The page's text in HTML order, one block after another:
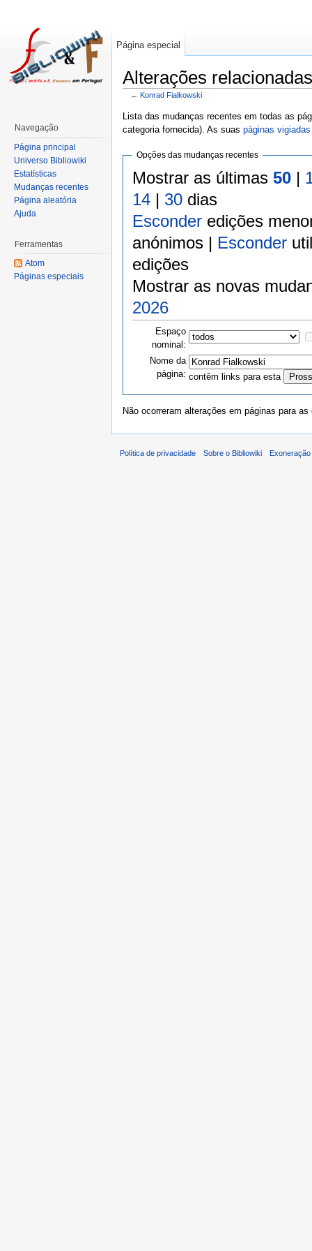
Alterações
← Konrad Fialkowski
Lista das mudanças recentes em todas as
categoria fornecida). As suas páginas vigiadas
Opções das mudanças recentes
Mostrar as últimas 50|
14| 30dias
Esconderedições
anónimos | Esconder
edições
Mostrar as novas
2026
Espaço
nominal:
Nome da
página: contêm links para esta
Não ocorreram alterações em páginas para
Página especial
Navegação
Página principal
Universo Bibliowiki
Estatísticas
Mudanças recentes
Página aleatória
Ajuda
Ferramentas
Atom
Páginas especiais
Política de privacidade Sobre o Bibliowiki